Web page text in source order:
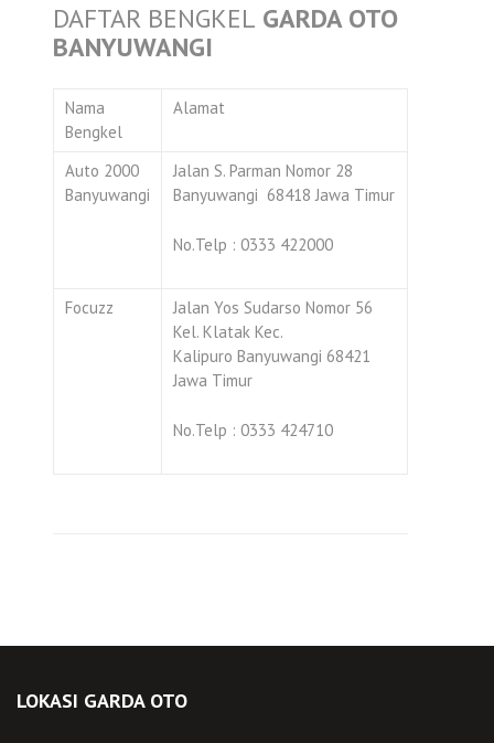
DAFTAR BENGKEL GARDA OTO
BANYUWANGI
Nama
Bengkel
Alamat
Auto 2000
Banyuwangi
Jalan S. Parman Nomor 28
Banyuwangi 68418 Jawa Timur
No.Telp : 0333 422000
Focuzz
Jalan Yos Sudarso Nomor 56
Kel. Klatak Kec.
Kalipuro Banyuwangi 68421
Jawa Timur
No.Telp : 0333 424710
LOKASI GARDA OTO